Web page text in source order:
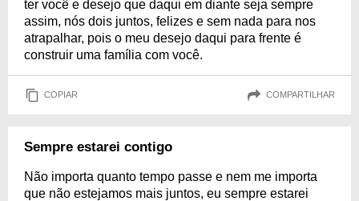
ter você e desejo que daqui em diante seja sempre
assim, nós dois juntos, felizes e sem nada para nos
atrapalhar, pois o meu desejo daqui para frente é
construir uma família com você.
COPIAR COMPARTILHAR
Sempre estarei contigo
Não importa quanto tempo passe e nem me importa
que não estejamos mais juntos, eu sempre estarei